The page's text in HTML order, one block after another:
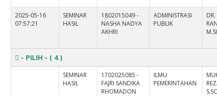
2025-05-16
07:57:21
SEMINAR
HASIL
1802015049 -
NASHA NADYA
AKHRI
ADMINISTRASI
PUBLIK
M.SI
- PILIH - ( 4 )
SEMINAR
HASIL
1702025085 -
FAJRI SANDIKA
RHOMADON
ILMU
PEMERINTAHAN